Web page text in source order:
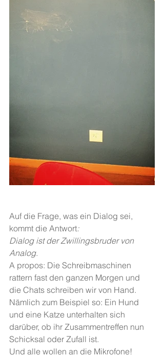
Auf die Frage, was ein Dialog sei,
kommt die Antwort:
Dialog ist der Zwillingsbruder von
Analog.
A propos: Die Schreibmaschinen
rattern fast den ganzen Morgen und
die Chats schreiben wir von Hand.
Nämlich zum Beispiel so: Ein Hund
und eine Katze unterhalten sich
darüber, ob ihr Zusammentreffen nun
Schicksal oder Zufall ist.
Und alle wollen an die Mikrofone!